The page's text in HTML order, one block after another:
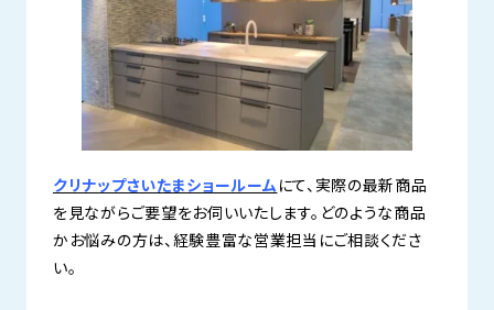
クリナップさいたまショールームにて、実際の最新商品
を見ながらご要望をお伺いいたします。どのような商品
かお悩みの方は、経験豊富な営業担当にご相談くださ
い。